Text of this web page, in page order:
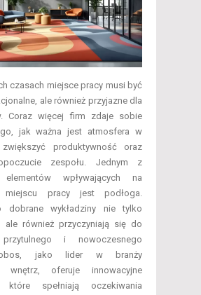
czasach miejsce pracy musi być
ale również przyjazne dla
Coraz więcej firm zdaje sobie
jak ważna jest atmosfera w
produktywność oraz
zespołu. Jednym z
elementów wpływających na
pracy jest podłoga.
dobrane wykładziny nie tylko
ale również przyczyniają się do
i nowoczesnego
jako lider w branży
wnętrz, oferuje innowacyjne
które spełniają oczekiwania